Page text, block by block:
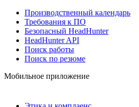
Производственный календарь
Требования к ПО
Безопасный HeadHunter
HeadHunter API
Поиск работы
Поиск по резюме
Мобильное приложение